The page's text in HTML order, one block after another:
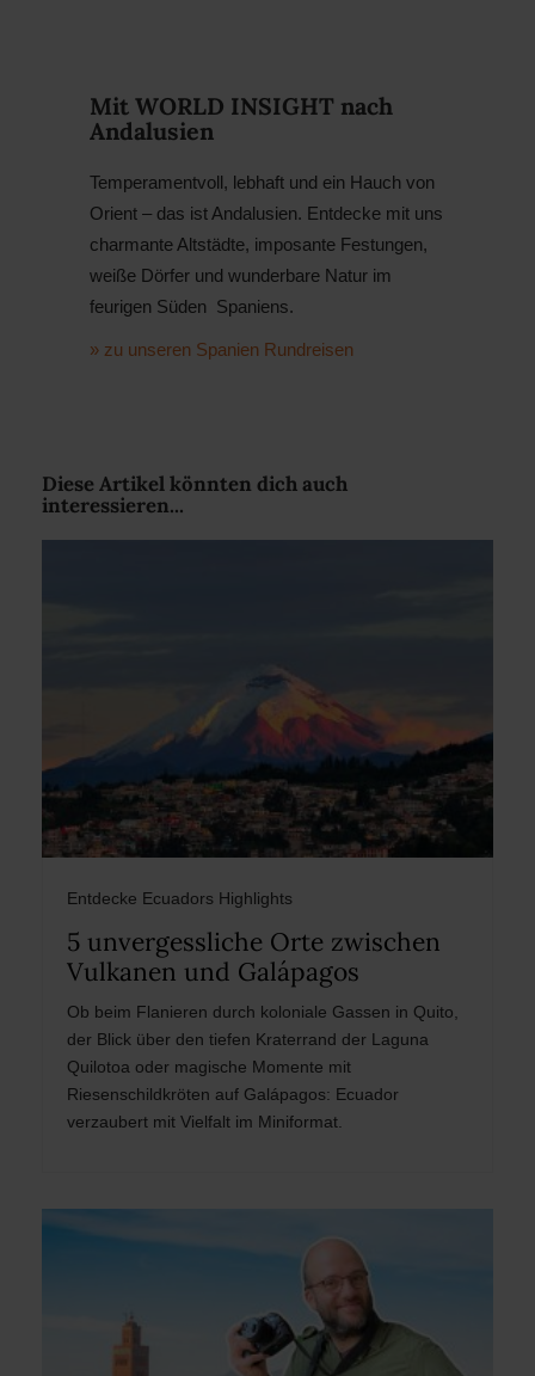
Mit WORLD INSIGHT nach
Andalusien
Temperamentvoll, lebhaft und ein Hauch von
Orient – das ist Andalusien. Entdecke mit uns
charmante Altstädte, imposante Festungen,
weiße Dörfer und wunderbare Natur im
feurigen Süden Spaniens.
» zu unseren Spanien Rundreisen
Diese Artikel könnten dich auch
interessieren...
Entdecke Ecuadors Highlights
5 unvergessliche Orte zwischen
Vulkanen und Galápagos
Ob beim Flanieren durch koloniale Gassen in Quito,
der Blick über den tiefen Kraterrand der Laguna
Quilotoa oder magische Momente mit
Riesenschildkröten auf Galápagos: Ecuador
verzaubert mit Vielfalt im Miniformat.